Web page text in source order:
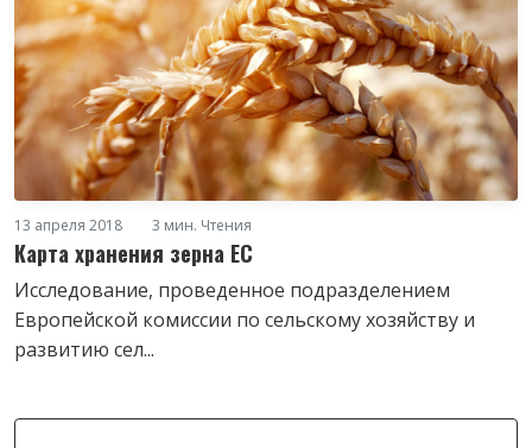
13 апреля 2018 3 мин. Чтения
Карта хранения зерна ЕС
Исследование, проведенное подразделением
Европейской комиссии по сельскому хозяйству и
развитию сел...